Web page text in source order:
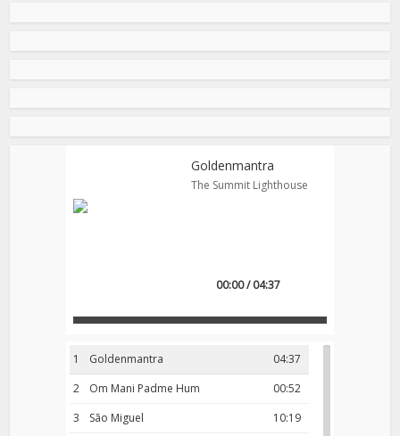
Goldenmantra
The Summit Lighthouse
00:00 / 04:37
1 04:37
Goldenmantra
2
00:52
Om Mani Padme Hum
3
10:19
São Miguel